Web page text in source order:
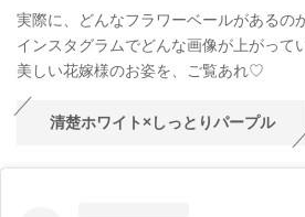
実際に、どんなフラワーベールがあるの
インスタグラムでどんな画像が上がって
美しい花嫁様のお姿を、ご覧あれ♡
清楚ホワイト×しっとりパープル